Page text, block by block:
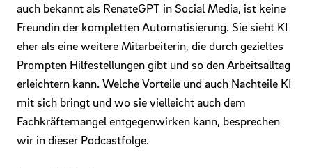
auch bekannt als RenateGPT in Social Media, ist keine
Freundin der kompletten Automatisierung. Sie sieht KI
eher als eine weitere Mitarbeiterin, die durch gezieltes
Prompten Hilfestellungen gibt und so den Arbeitsalltag
erleichtern kann. Welche Vorteile und auch Nachteile KI
mit sich bringt und wo sie vielleicht auch dem
Fachkräftemangel entgegenwirken kann, besprechen
wir in dieser Podcastfolge.